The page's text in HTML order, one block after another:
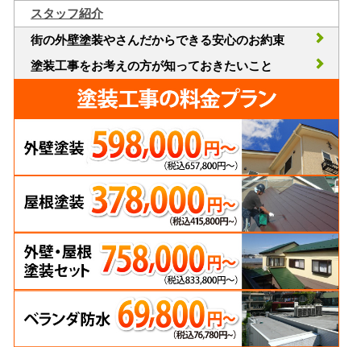
スタッフ紹介
街の外壁塗装やさんだからできる安心のお約束
塗装工事をお考えの方が知っておきたいこと